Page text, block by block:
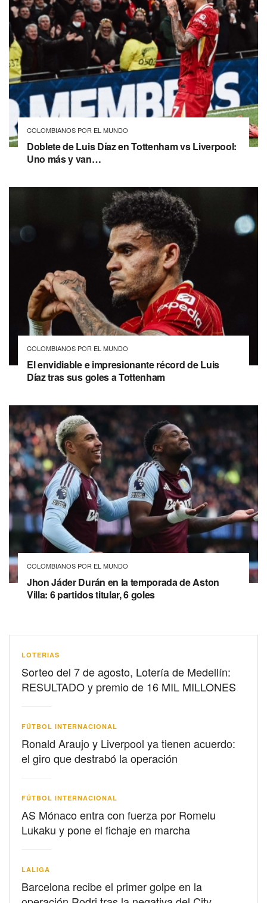
COLOMBIANOS POR EL MUNDO
Doblete de Luis Díaz en Tottenham vs Liverpool:
Uno más y van…
COLOMBIANOS POR EL MUNDO
El envidiable e impresionante récord de Luis
Díaz tras sus goles a Tottenham
COLOMBIANOS POR EL MUNDO
Jhon Jáder Durán en la temporada de Aston
Villa: 6 partidos titular, 6 goles
LOTERIAS
Sorteo del 7 de agosto, Lotería de Medellín:
RESULTADO y premio de 16 MIL MILLONES
FÚTBOL INTERNACIONAL
Ronald Araujo y Liverpool ya tienen acuerdo:
el giro que destrabó la operación
FÚTBOL INTERNACIONAL
AS Mónaco entra con fuerza por Romelu
Lukaku y pone el fichaje en marcha
LALIGA
Barcelona recibe el primer golpe en la